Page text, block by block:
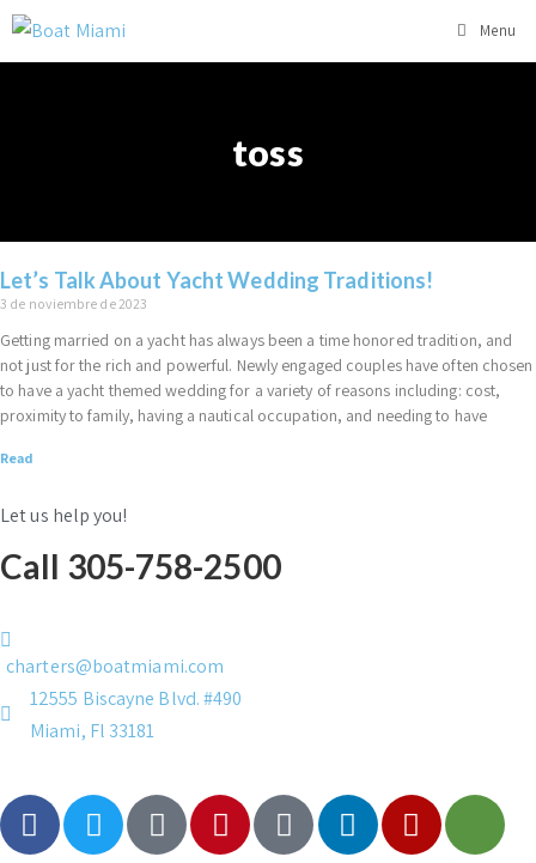
Menu
toss
Let’s Talk About Yacht Wedding Traditions!
3 de noviembre de 2023
Getting married on a yacht has always been a time honored tradition, and
not just for the rich and powerful. Newly engaged couples have often chosen
to have a yacht themed wedding for a variety of reasons including: cost,
proximity to family, having a nautical occupation, and needing to have
Read
Let us help you!
Call 305-758-2500
charters@boatmiami.com
12555 Biscayne Blvd. #490
Miami, Fl 33181